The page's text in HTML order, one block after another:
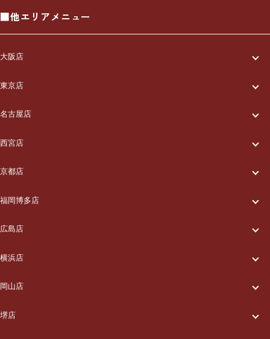
■他エリアメニュー
大阪店
一休について
ご利用の流れ
メニュー/料金
出張エリア
ブログ
お知らせ
採用情報
お問い合わせ
東京店
一休について
ご利用の流れ
メニュー/料金
出張エリア
ブログ
お知らせ
採用情報
お問い合わせ
名古屋店
一休について
ご利用の流れ
メニュー/料金
出張エリア
ブログ
お知らせ
採用情報
西宮店
一休について
ご利用の流れ
メニュー/料金
出張エリア
ブログ
お知らせ
京都店
一休について
ご利用の流れ
メニュー/料金
出張エリア
ブログ
福岡博多店
一休について
ご利用の流れ
メニュー/料金
出張エリア
広島店
一休について
ご利用の流れ
メニュー/料金
横浜店
一休について
ご利用の流れ
岡山店
一休について
堺店